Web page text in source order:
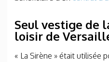
Seul vestige de
loisir de
« La Sirène » était utilisée